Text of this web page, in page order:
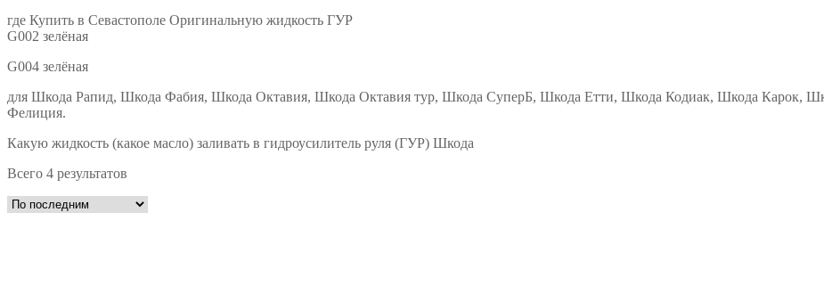
где Купить в Севастополе Оригинальную жидкость ГУР
G002 зелёная
G004 зелёная
для Шкода Рапид, Шкода Фабия, Шкода Октавия, Шкода Октавия тур, Шкода СуперБ, Шкода Етти, Шкода Кодиак, Шкода Карок,
Фелиция.
Какую жидкость (какое масло) заливать в гидроусилитель руля (ГУР) Шкода
Всего 4 результатов